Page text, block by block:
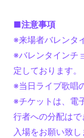
■注意事項
※来場者バレンタ
※バレンタインチ
定しております。
※当日ライブ歌唱
※チケットは、電
行者への分配は
入場をお願い致し